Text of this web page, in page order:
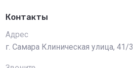
Контакты
Адрес
г. Самара Клиническая улица, 41/